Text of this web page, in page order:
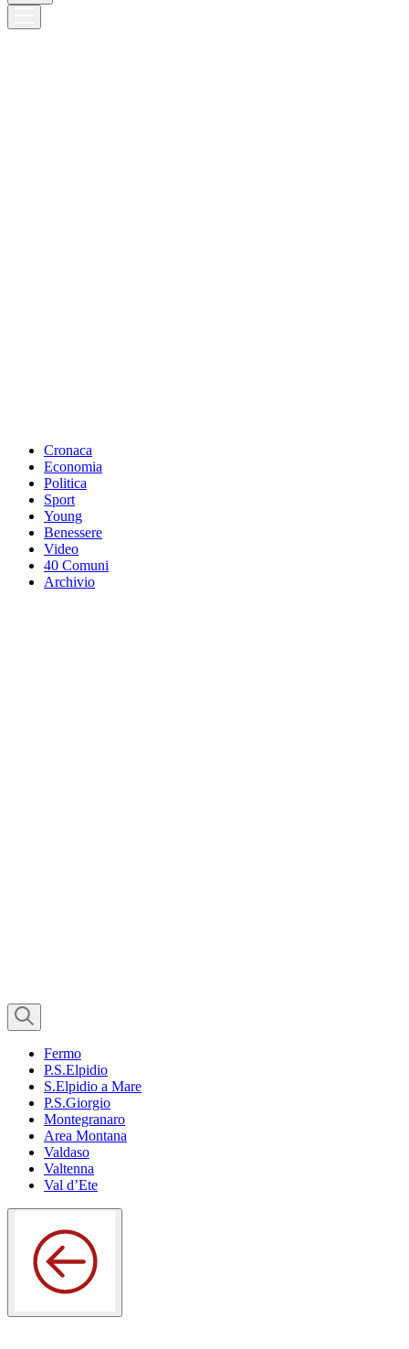
Cronaca
Economia
Politica
Sport
Young
Benessere
Video
40 Comuni
Archivio
Fermo
P.S.Elpidio
S.Elpidio a Mare
P.S.Giorgio
Montegranaro
Area Montana
Valdaso
Valtenna
Val d’Ete